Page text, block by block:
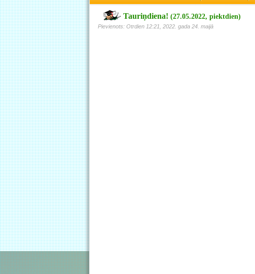
Tauriņdiena! (27.05.2022, piektdien)
Pievienots: Otrdien 12:21, 2022. gada 24. maijā